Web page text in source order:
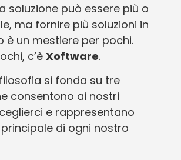
soluzione può essere più o
ma fornire più soluzioni in
è un mestiere per pochi.
c’èXoftware.
si fonda su tre
consentono ai nostri
e rappresentano
principale di ogni nostro